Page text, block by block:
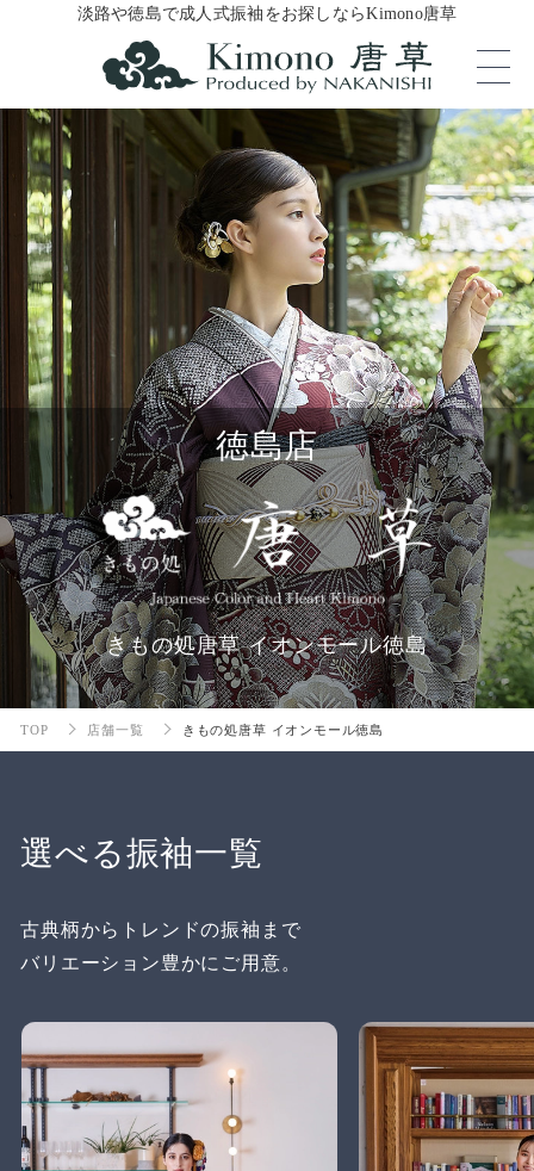
淡路や徳島で成人式振袖をお探しならKimono唐草
徳島店
きもの処唐草 イオンモール徳島
TOP 店舗一覧 きもの処唐草 イオンモール徳島
選べる振袖一覧
古典柄からトレンドの振袖まで
バリエーション豊かにご用意。